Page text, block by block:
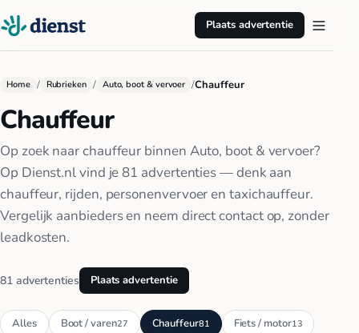
Plaats advertentie
Home / Rubrieken / Auto, boot & vervoer /Chauffeur
Chauffeur
Op zoek naar chauffeur binnen Auto, boot & vervoer?
Op Dienst.nl vind je 81 advertenties — denk aan
chauffeur, rijden, personenvervoer en taxichauffeur.
Vergelijk aanbieders en neem direct contact op, zonder
leadkosten.
81 advertenties Plaats advertentie
Alles Boot / varen27 Chauffeur81 Fiets / motor13